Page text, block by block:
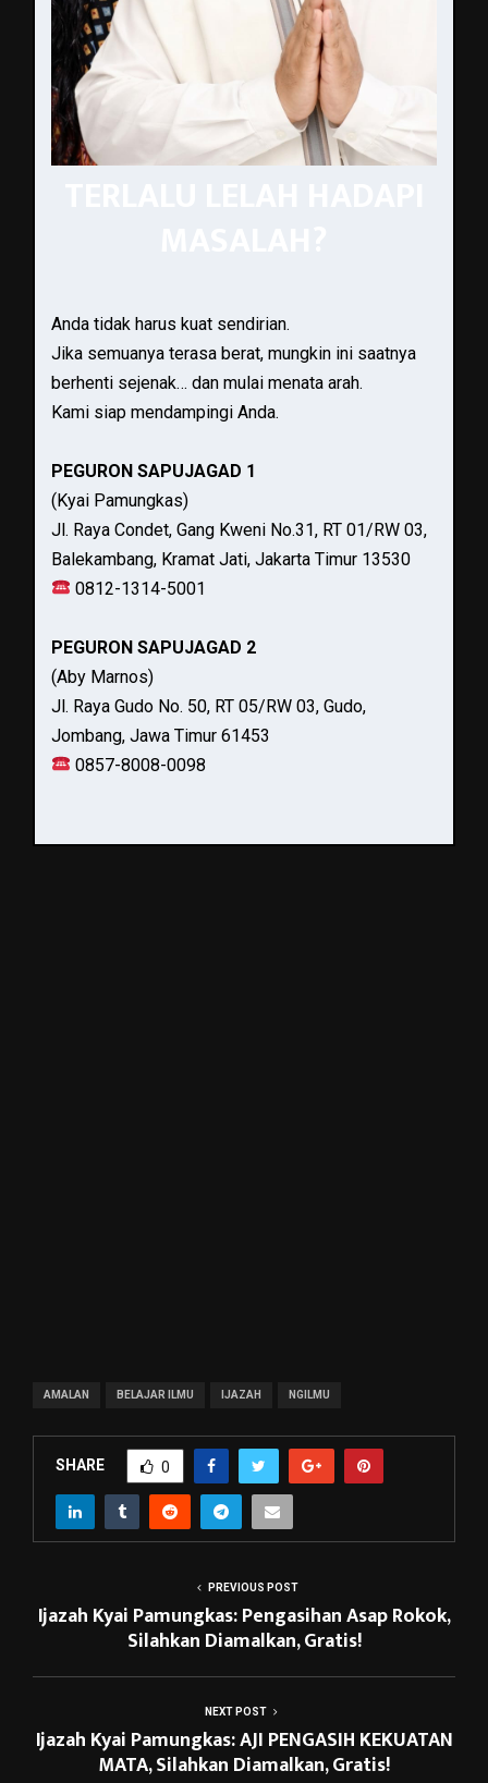
Anda tidak harus kuat sendirian.
Jika semuanya terasa berat, mungkin ini saatnya
berhenti sejenak… dan mulai menata arah.
Kami siap mendampingi Anda.
PEGURON SAPUJAGAD 1
(Kyai Pamungkas)
Jl. Raya Condet, Gang Kweni No.31, RT 01/RW 03,
Balekambang, Kramat Jati, Jakarta Timur 13530
0812-1314-5001
PEGURON SAPUJAGAD 2
(Aby Marnos)
Jl. Raya Gudo No. 50, RT 05/RW 03, Gudo,
Jombang, Jawa Timur 61453
0857-8008-0098
AMALAN BELAJAR ILMU IJAZAH NGILMU
SHARE 0
PREVIOUS POST
Ijazah Kyai Pamungkas: Pengasihan Asap Rokok,
Silahkan Diamalkan, Gratis!
NEXT POST
Ijazah Kyai Pamungkas: AJI PENGASIH KEKUATAN
MATA, Silahkan Diamalkan, Gratis!